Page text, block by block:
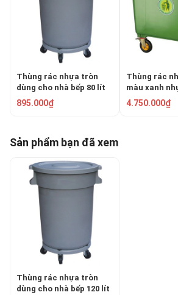
Thùng rác nhựa tròn
dùng cho nhà bếp 80 lít
RWB-080L
895.000₫
Thùng rác
màu xanh
03TR-1100
4.750.000₫
Sản phẩm bạn đã xem
Thùng rác nhựa tròn
dùng cho nhà bếp 120 lít